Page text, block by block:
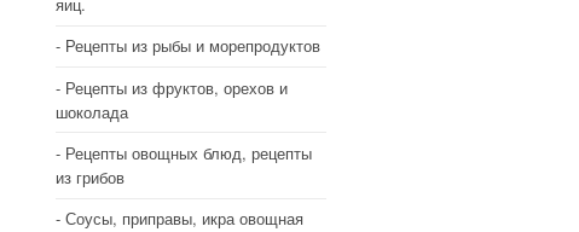
Рецепты из рыбы и морепродуктов
Рецепты из фруктов, орехов и
шоколада
Рецепты овощных блюд, рецепты
из грибов
Соусы, приправы, икра овощная